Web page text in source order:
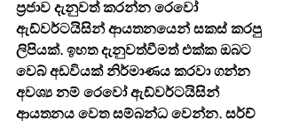
ප්‍රජාව දැනුවත් කරන්න රෙවෝ
ඇඩ්වර්ටයිසින් ආයතනයෙන් සකස් කරපු
ලිපියක්. ඉහත දැනුවත්වීමත් එක්ක ඔබට
වෙබ් අඩවියක් නිර්මාණය කරවා ගන්න
අවශ්‍ය නම් රෙවෝ ඇඩ්වර්ටයිසින්
ආයතනය වෙත සම්බන්ධ වෙන්න. සර්ච්